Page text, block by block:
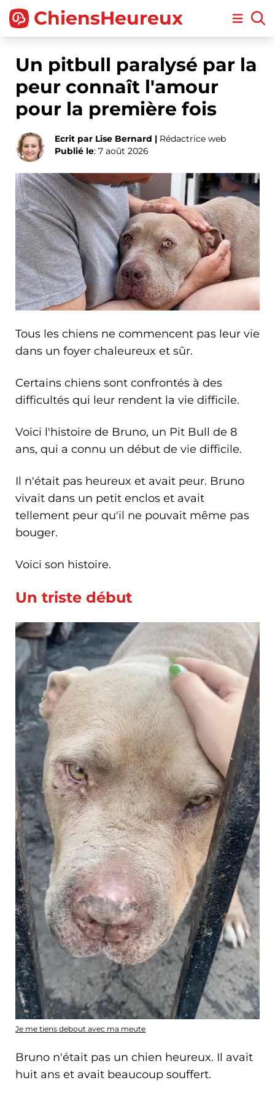
ChiensHeureux Open
Un pitbull paralysé par la
peur connaît l'amour
pour la première fois
Ecrit par Lise Bernard | Rédactrice web
Publié le: 7 août 2026
Tous les chiens ne commencent pas leur vie
dans un foyer chaleureux et sûr.
Certains chiens sont confrontés à des
difficultés qui leur rendent la vie difficile.
Voici l'histoire de Bruno, un Pit Bull de 8
ans, qui a connu un début de vie difficile.
Il n'était pas heureux et avait peur. Bruno
vivait dans un petit enclos et avait
tellement peur qu'il ne pouvait même pas
bouger.
Voici son histoire.
Un triste début
Je me tiens debout avec ma meute
Bruno n'était pas un chien heureux. Il avait
huit ans et avait beaucoup souffert.